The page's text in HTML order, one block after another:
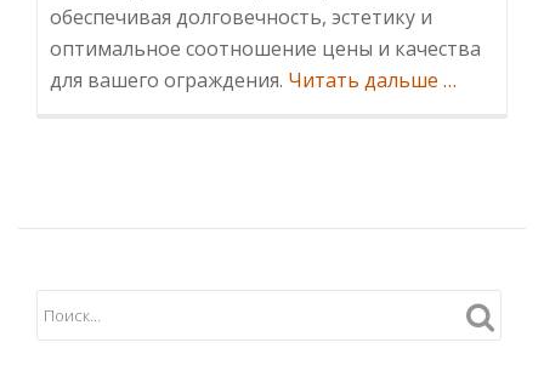
обеспечивая долговечность, эстетику и
оптимальное соотношение цены и качества
для вашего ограждения. Читать дальше
и
Забора:
Советы
…